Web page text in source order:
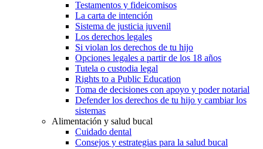
Testamentos y fideicomisos
La carta de intención
Sistema de justicia juvenil
Los derechos legales
Si violan los derechos de tu hijo
Opciones legales a partir de los 18 años
Tutela o custodia legal
Rights to a Public Education
Toma de decisiones con apoyo y poder notarial
Defender los derechos de tu hijo y cambiar los
sistemas
Alimentación y salud bucal
Cuidado dental
Consejos y estrategias para la salud bucal